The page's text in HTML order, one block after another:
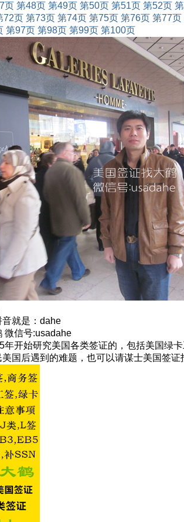
页 第48页 第49页 第50页 第51页 第52页
72页 第73页 第74页 第75页 第76页 第77页
第97页 第98页 第99页 第100页
就是：dahe
微信号:usadahe
年开始研究美国各类签证的，包括美国绿
国后遇到的难题，也可以请谋士美国签证